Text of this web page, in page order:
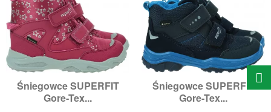
Śniegowce SUPERFIT
Gore-Tex...
Śniegowce SUPERFIT
Gore-Tex...